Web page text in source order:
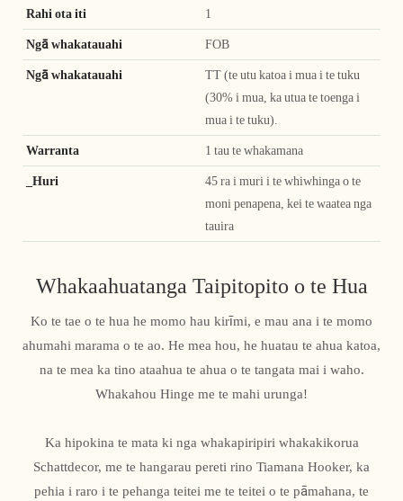
Rahi ota iti 1
Ngā whakatauahi FOB
Ngā whakatauahi
TT (te utu katoa i mua i te tuku
(30% i mua, ka utua te toenga i
mua i te tuku).
Warranta 1 tau te whakamana
_Huri
45 ra i muri i te whiwhinga o te
moni penapena, kei te waatea nga
tauira
Whakaahuatanga Taipitopito o te Hua
Ko te tae o te hua he momo hau kirīmi, e mau ana i te momo
ahumahi marama o te ao. He mea hou, he huatau te ahua katoa,
na te mea ka tino ataahua te ahua o te tangata mai i waho.
Whakahou Hinge me te mahi urunga!
Ka hipokina te mata ki nga whakapiripiri whakakikorua
Schattdecor, me te hangarau pereti rino Tiamana Hooker, ka
pehia i raro i te pehanga teitei me te teitei o te pāmahana, te